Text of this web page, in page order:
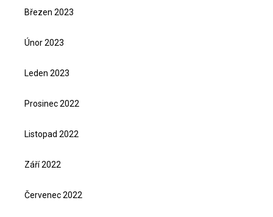
Březen 2023
Únor 2023
Leden 2023
Prosinec 2022
Listopad 2022
Září 2022
Červenec 2022